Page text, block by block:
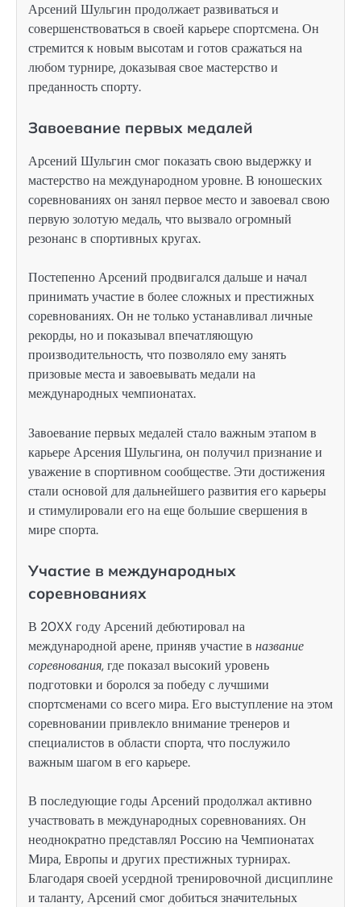
Арсений Шульгин продолжает развиваться и
совершенствоваться в своей карьере спортсмена. Он
стремится к новым высотам и готов сражаться на
любом турнире, доказывая свое мастерство и
преданность спорту.
Завоевание первых медалей
Арсений Шульгин смог показать свою выдержку и
мастерство на международном уровне. В юношеских
соревнованиях он занял первое место и завоевал свою
первую золотую медаль, что вызвало огромный
резонанс в спортивных кругах.
Постепенно Арсений продвигался дальше и начал
принимать участие в более сложных и престижных
соревнованиях. Он не только устанавливал личные
рекорды, но и показывал впечатляющую
производительность, что позволяло ему занять
призовые места и завоевывать медали на
международных чемпионатах.
Завоевание первых медалей стало важным этапом в
карьере Арсения Шульгина, он получил признание и
уважение в спортивном сообществе. Эти достижения
стали основой для дальнейшего развития его карьеры
и стимулировали его на еще большие свершения в
мире спорта.
Участие в международных
соревнованиях
В 20XX году Арсений дебютировал на
международной арене, приняв участие в название
соревнования, где показал высокий уровень
подготовки и боролся за победу с лучшими
спортсменами со всего мира. Его выступление на этом
соревновании привлекло внимание тренеров и
специалистов в области спорта, что послужило
важным шагом в его карьере.
В последующие годы Арсений продолжал активно
участвовать в международных соревнованиях. Он
неоднократно представлял Россию на Чемпионатах
Мира, Европы и других престижных турнирах.
Благодаря своей усердной тренировочной дисциплине
и таланту, Арсений смог добиться значительных